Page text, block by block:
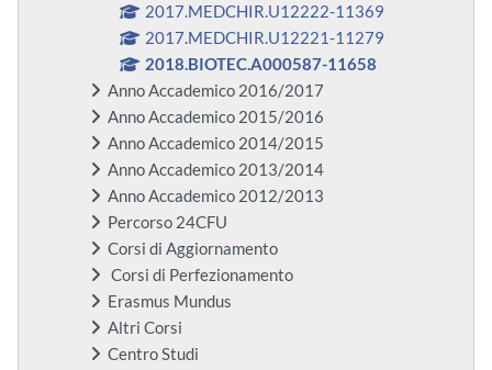
2017.MEDCHIR.U12222-11369
2017.MEDCHIR.U12221-11279
2018.BIOTEC.A000587-11658
Anno Accademico 2016/2017
Anno Accademico 2015/2016
Anno Accademico 2014/2015
Anno Accademico 2013/2014
Anno Accademico 2012/2013
Percorso 24CFU
Corsi di Aggiornamento
Corsi di Perfezionamento
Erasmus Mundus
Altri Corsi
Centro Studi